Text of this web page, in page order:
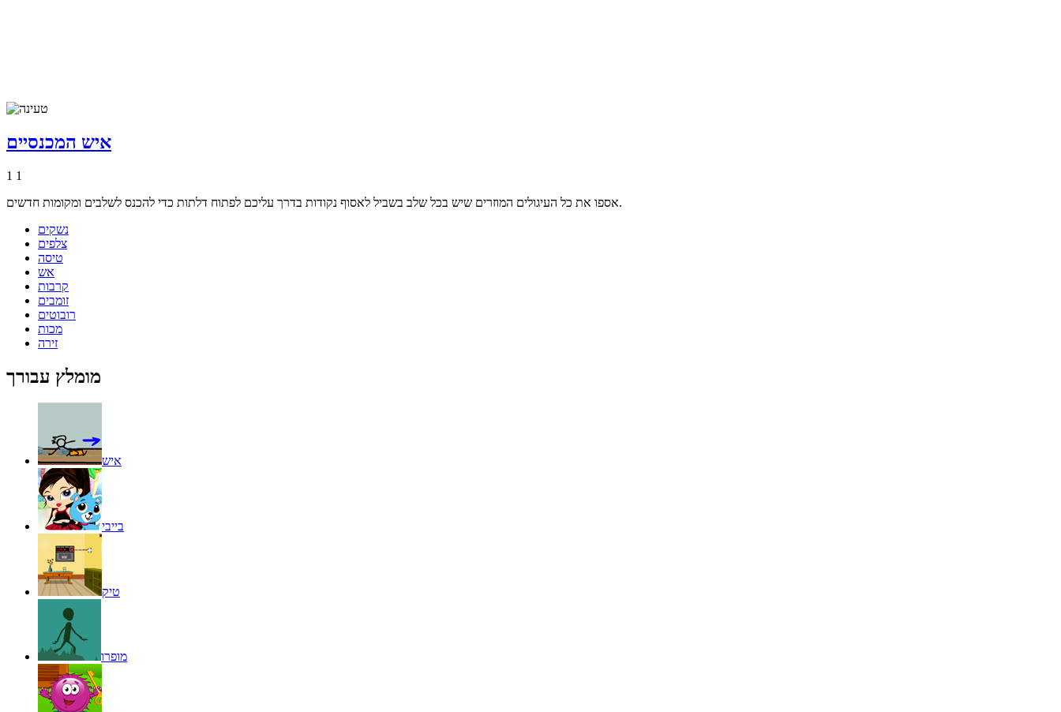
איש המכנסיים
1 1
אספו את כל העיגולים המוזרים שיש בכל שלב בשביל לאסוף נקודות בדרך עליכם לפתוח דלתות כדי להכנס לשלבים ומקומות חדשים.
נשקים
צלפים
טיסה
אש
קרבות
זומבים
רובוטים
מכות
זירה
מומלץ עבורך
איש
בייבי
טיק
מופרו